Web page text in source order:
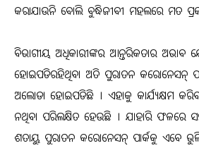
କରାଯାଉନି ବୋଲି ବୁଦ୍ଧିଜୀବୀ ମହଲରେ ମତ
ବିଭାଗୀୟ ଅଧିକାରୀଙ୍କର ଆନ୍ତରିକତାର ଅଭାବ
ହୋଇପଡିରହିଥିବା ଅତି ପୁରାତନ କରୋନେସନ୍‍
ଅଲୋଡା ହୋଇପଡିଛି । ଏହାକୁ କାର୍ଯ୍ୟକ୍ଷମ
ନଥିବା ପରିଲକ୍ଷିତ ହେଉଛି । ଯାହାରି ଫଳରେ
ଶତାୟୁ ପୁରାତନ କରୋନେସନ୍‍ ପାର୍କକୁ ଏବେ